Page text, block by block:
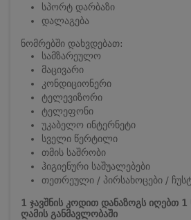
სპორტ დარბაზი
დალაგება
ნომრებში დახვდებათ:
სამზარეულო
მაცივარი
კონდიციონერი
ტელევიზორი
ტელეფონი
უკაბელო ინტერნეტი
სველი წერტილი
თმის საშრობი
ჰიგიენური საშუალებები
თეთრეული / პირსახოცები /
1 ჯავშნის კოდით დანაზოგს იღებთ
ღამის განმავლობაში